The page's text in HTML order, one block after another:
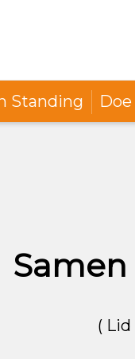
Standing
(